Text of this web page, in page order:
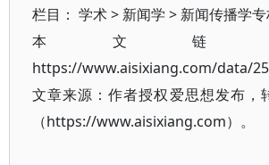
栏目： 学术> 新闻学 > 新闻传播学
本文链
https://www.aisixiang.com/data/
文章来源：作者授权爱思想发布，
（https://www.aisixiang.com）。